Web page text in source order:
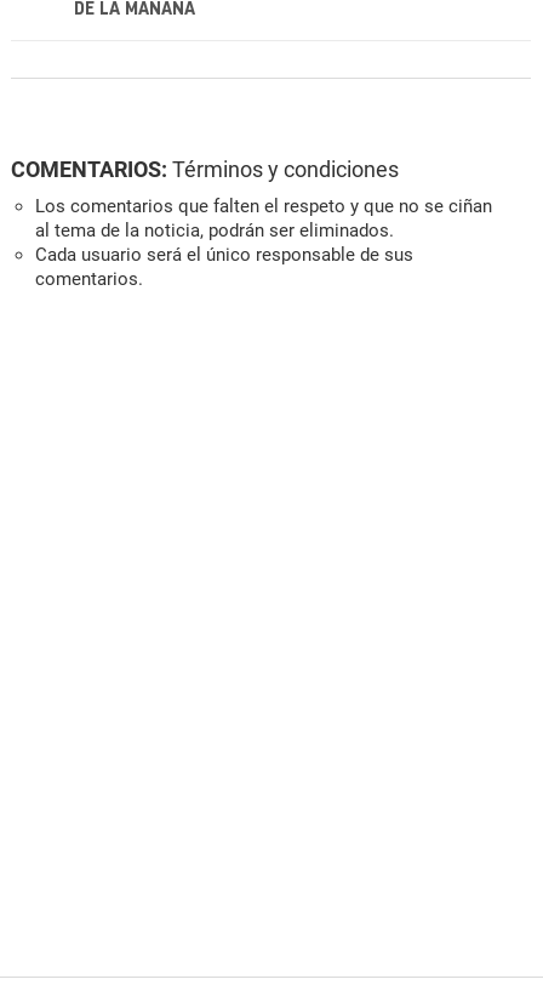
DE LA MAÑANA
COMENTARIOS: Términos y condiciones
Los comentarios que falten el respeto y que no se ciñan
al tema de la noticia, podrán ser eliminados.
Cada usuario será el único responsable de sus
comentarios.